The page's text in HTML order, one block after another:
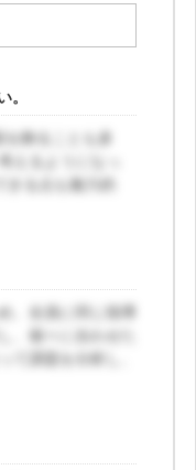
。
飾ることも多
えるようになっ
る点も魅力的
、全員に同じ指導
、個々に合わせた
て課題を分析し、